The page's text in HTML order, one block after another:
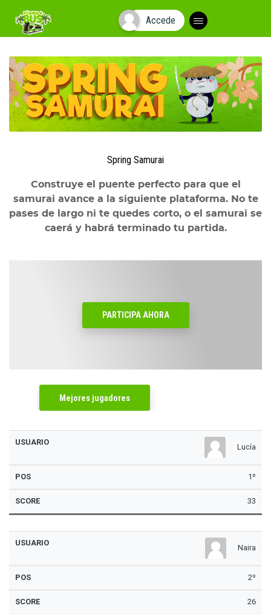
Accede
Plegar
navegación
Spring Samurai
Construye el puente perfecto para que el
samurai avance a la siguiente plataforma. No te
pases de largo ni te quedes corto, o el samurai se
caerá y habrá terminado tu partida.
PARTICIPA AHORA
Mejores jugadores
Usuario Lucía
1º
33
Naira
2º
26